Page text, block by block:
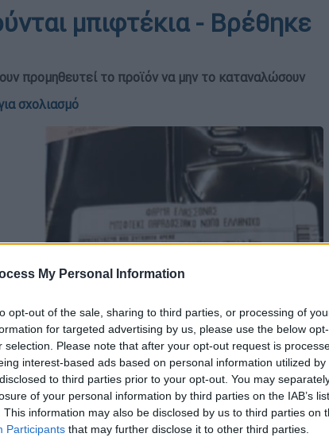
My Personal Information
opt-out of the sale, sharing to third parties, or processing of
for targeted advertising by us, please use the below
selection. Please note that after your opt-out request is
interest-based ads based on personal information utilized
to third parties prior to your opt-out. You may
of your personal information by third parties on the IAB’s
This information may also be disclosed by us to third parties on
Participants that may further disclose it to other third parties.
μπιφτέκια - Βρέθηκε
προμηθευτεί το προϊόν να μην το καταναλώσουν
σχολιασμό